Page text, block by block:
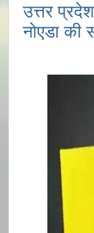
उत्तर
नोएडा